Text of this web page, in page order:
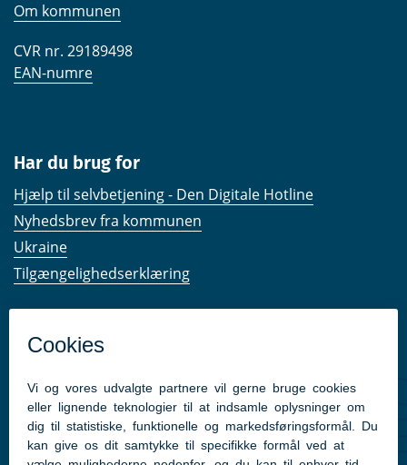
Om kommunen
CVR nr. 29189498
EAN-numre
Har du brug for
Hjælp til selvbetjening - Den Digitale Hotline
Nyhedsbrev fra kommunen
Ukraine
Tilgængelighedserklæring
Følg os på Facebook
Pressekontakt